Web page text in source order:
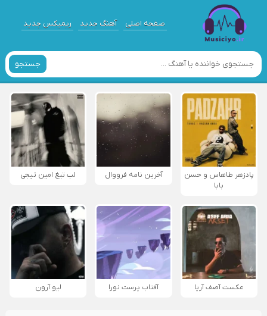
صفحه اصلی آهنگ جدید ریمیکس جدید
جستجو
پادزهر طاهاس و حسن
بابا
آخرین نامه فرووال لب تیغ امین تیجی
عکست آصف آریا آفتاب پرست نورا لیو آرون